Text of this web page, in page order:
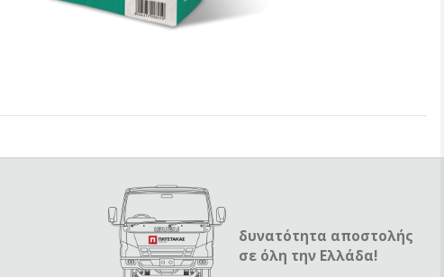
δυνατότητα αποστολής
σε όλη την Ελλάδα!